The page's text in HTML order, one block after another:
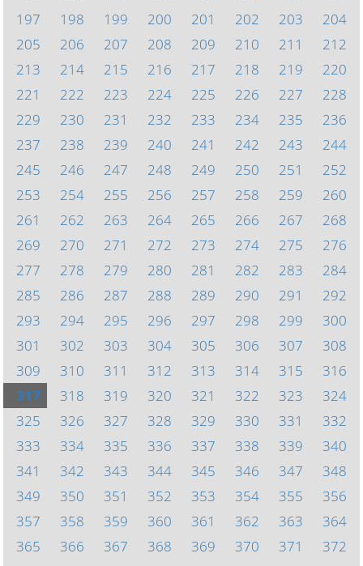
197
198 199 200 201 202 203
204
205
206 207 208 209 210 211
212
213
214 215 216 217 218 219
220
221
222 223 224 225 226 227
228
229
230 231 232 233 234 235
236
237
238 239 240 241 242 243
244
245
246 247 248 249 250 251
252
253
254 255 256 257 258 259
260
261
262 263 264 265 266 267
268
269
270 271 272 273 274 275
276
277
278 279 280 281 282 283
284
285
286 287 288 289 290 291
292
293
294 295 296 297 298 299
300
301
302 303 304 305 306 307
308
309
310 311 312 313 314 315
316
317
318 319 320 321 322 323
324
325
326 327 328 329 330 331
332
333
334 335 336 337 338 339
340
341
342 343 344 345 346 347
348
349
350 351 352 353 354 355
356
357
358 359 360 361 362 363
364
365
366 367 368 369 370 371
372